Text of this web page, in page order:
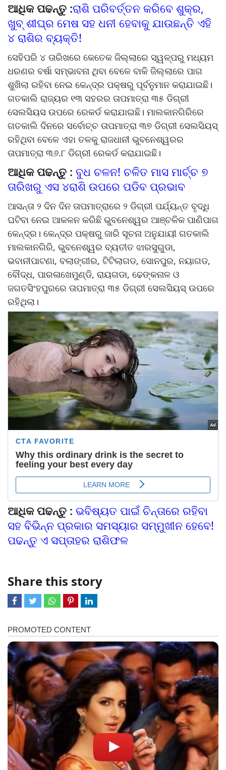
ଆଧିକ ପଢନ୍ତୁ :ରାଶି ପରିବର୍ତ୍ତନ କରିବେ ଶୁକ୍ର,
ଖୁବ୍ ଶୀଘ୍ର ମେଷ ସହ ଧନୀ ହେବାକୁ ଯାଉଛନ୍ତି ଏହି
୪ ରାଶିର ବ୍ୟକ୍ତି!
ସେହିପରି ୪ ତାରିଖରେ କେତେକ ଜିଲ୍ଲାରେ ସ୍ୱଳ୍ପରୁ ମଧ୍ୟମ
ଧରଣର ବର୍ଷା ସମ୍ଭାବନା ଥିବା ବେଳେ ବାକି ଜିଲ୍ଲାରେ ପାଗ
ଶୁଖିଲା ରହିବା ନେଇ କେନ୍ଦ୍ର ପକ୍ଷରୁ ପୂର୍ବନୁମାନ କରାଯାଇଛି।
ଗତକାଲି ରାଜ୍ୟର ୧୩ ସହରର ତାପମାତ୍ରା ୩୫ ଡିଗ୍ରୀ
ସେଲସିୟସ ଉପରେ ରେକର୍ଡ କରାଯାଇଛି। ମାଲକାନଗିରିରେ
ଗତକାଲି ଦିନରେ ସର୍ବୋଚ୍ଚ ତାପମାତ୍ରା ୩୭ ଡିଗ୍ରୀ ସେଲସିୟସ୍‌
ରହିଥିବା ବେଳେ ଏହା ତଳକୁ ରାଜଧାନୀ ଭୁବନେଶ୍ୱରର
ତାପମାତ୍ରା ୩୬.୮ ଡିଗ୍ରୀ ରେକର୍ଡ କରାଯାଇଛି।
ଆଧିକ ପଢନ୍ତୁ : ବୁଧ ଚଳନ! ଚଳିତ ମାସ ମାର୍ଚ୍ଚ ୭
ତାରିଖରୁ ଏସ ୪ରାଶି ଉପରେ ପଡିବ ପ୍ରଭାବ
ଆସନ୍ତା ୨ ଦିନ ଦିନ ତାପମାତ୍ରାରେ ୨ ଡିଗ୍ରୀ ପର୍ଯ୍ୟନ୍ତ ବୃଦ୍ଧି
ଘଟିବା ନେଇ ଆକଳନ କରିଛି ଭୁବନେଶ୍ୱର ଆଞ୍ଚଳିକ ପାଣିପାଗ
କେନ୍ଦ୍ର। କେନ୍ଦ୍ର ପକ୍ଷରୁ ଜାରି ସୂଚନା ଅନୁଯାୟୀ ଗତକାଲି
ମାଲକାନଗିରି, ଭୁବନେଶ୍ୱର ବ୍ୟତୀତ ଝାରସୁଗୁଡା,
ଭବାନୀପାଟଣା, ବଲାଙ୍ଗୀର, ଟିଟିଲାଗଡ, ସୋନପୁର, ନୟାଗଡ,
ବୌଦ୍ଧ, ପାରଳାଖେମୁଣ୍ଡି, ରାୟଗଡା, ଢେଙ୍କନାଳ ଓ
ଜଗତସିଂହପୁରରେ ତାପମାତ୍ରା ୩୫ ଡିଗ୍ରୀ ସେଲସିୟସ୍‌ ଉପରେ
ରହିଥିଲା।
ଆଧିକ ପଢନ୍ତୁ : ଭବିଷ୍ୟତ ପାଇଁ ଚିନ୍ତାରେ ରହିବା
ସହ ବିଭିନ୍ନ ପ୍ରକାର ସମସ୍ୟାର ସମ୍ମୁଖୀନ ହେବେ!
ପଢନ୍ତୁ ଏ ସପ୍ତାହର ରାଶିଫଳ
Share this story